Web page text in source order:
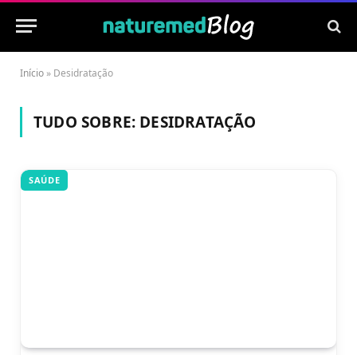
Início » Desidratação
TUDO SOBRE: DESIDRATAÇÃO
SAÚDE